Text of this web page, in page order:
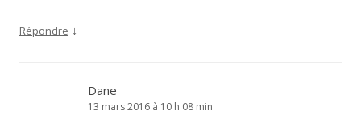
Répondre ↓
Dane
13 mars 2016 à 10 h 08 min